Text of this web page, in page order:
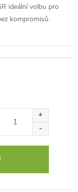
ideální volbu pro
kompromisů.